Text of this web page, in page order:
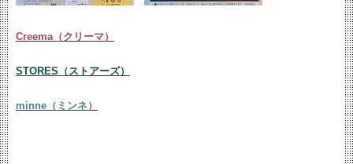
Creema（クリーマ）
STORES（ストアーズ）
minne（ミンネ）